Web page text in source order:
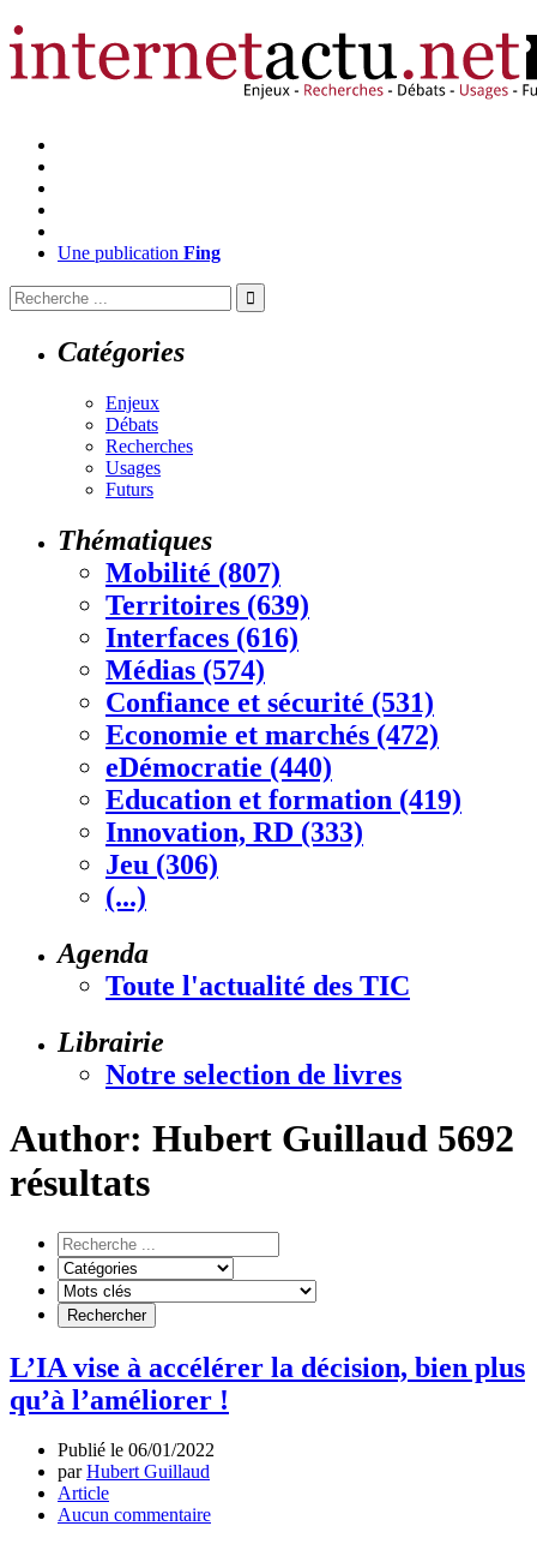
Une publication Fing
Catégories
Enjeux
Débats
Recherches
Usages
Futurs
Thématiques
Mobilité (807)
Territoires (639)
Interfaces (616)
Médias (574)
Confiance et sécurité (531)
Economie et marchés (472)
eDémocratie (440)
Education et formation (419)
Innovation, RD (333)
Jeu (306)
(...)
Agenda
Toute l'actualité des TIC
Librairie
Notre selection de livres
Author: Hubert Guillaud 5692
résultats
L’IA vise à accélérer la décision, bien plus
qu’à l’améliorer !
Publié le 06/01/2022
parHubert Guillaud
Article
Aucun commentaire